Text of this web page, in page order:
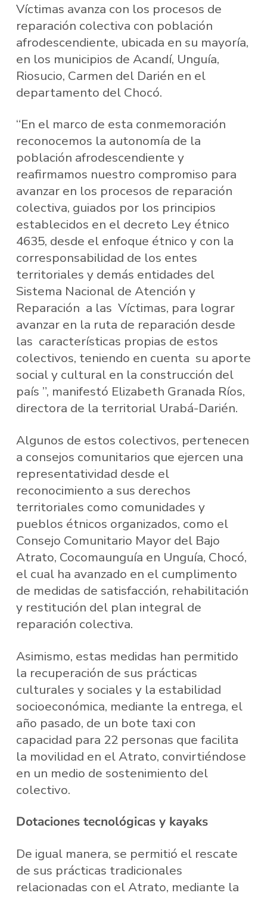
Víctimas avanza con los procesos de
reparación colectiva con población
afrodescendiente, ubicada en su mayoría,
en los municipios de Acandí, Unguía,
Riosucio, Carmen del Darién en el
departamento del Chocó.
“En el marco de esta conmemoración
reconocemos la autonomía de la
población afrodescendiente y
reafirmamos nuestro compromiso para
avanzar en los procesos de reparación
colectiva, guiados por los principios
establecidos en el decreto Ley étnico
4635, desde el enfoque étnico y con la
corresponsabilidad de los entes
territoriales y demás entidades del
Sistema Nacional de Atención y
Reparación a las Víctimas, para lograr
avanzar en la ruta de reparación desde
las características propias de estos
colectivos, teniendo en cuenta su aporte
social y cultural en la construcción del
país ”, manifestó Elizabeth Granada Ríos,
directora de la territorial Urabá-Darién.
Algunos de estos colectivos, pertenecen
a consejos comunitarios que ejercen una
representatividad desde el
reconocimiento a sus derechos
territoriales como comunidades y
pueblos étnicos organizados, como el
Consejo Comunitario Mayor del Bajo
Atrato, Cocomaunguía en Unguía, Chocó,
el cual ha avanzado en el cumplimento
de medidas de satisfacción, rehabilitación
y restitución del plan integral de
reparación colectiva.
Asimismo, estas medidas han permitido
la recuperación de sus prácticas
culturales y sociales y la estabilidad
socioeconómica, mediante la entrega, el
año pasado, de un bote taxi con
capacidad para 22 personas que facilita
la movilidad en el Atrato, convirtiéndose
en un medio de sostenimiento del
colectivo.
Dotaciones tecnológicas y kayaks
De igual manera, se permitió el rescate
de sus prácticas tradicionales
relacionadas con el Atrato, mediante la